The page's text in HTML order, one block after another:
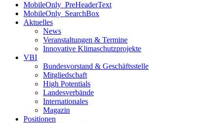
MobileOnly_PreHeaderText
MobileOnly_SearchBox
Aktuelles
News
Veranstaltungen & Termine
Innovative Klimaschutzprojekte
VBI
Bundesvorstand & Geschäftsstelle
Mitgliedschaft
High Potentials
Landesverbände
Internationales
Magazin
Positionen